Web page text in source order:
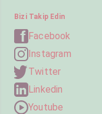
Bizi Takip Edin
Facebook
Instagram
Twitter
Linkedin
Youtube